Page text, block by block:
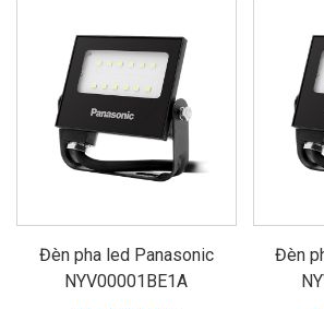
Đèn pha led Panasonic
NYV00001BE1A
Đèn